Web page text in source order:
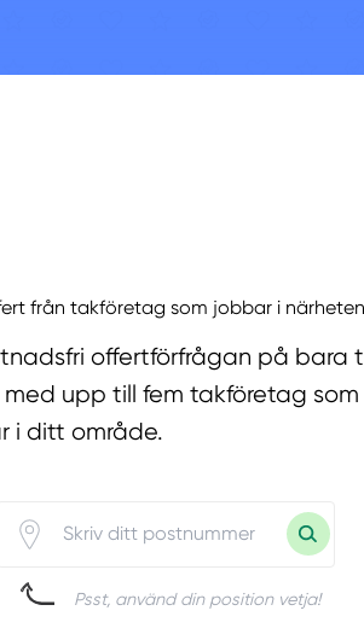
från takföretag som jobbar i
offertförfrågan på bara
upp till fem takföretag
i ditt område.
Psst, använd din position vetja!